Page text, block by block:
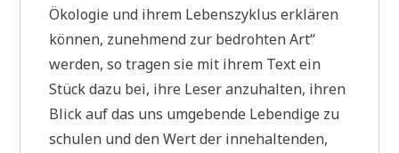
Ökologie und ihrem Lebenszyklus erklären
können, zunehmend zur bedrohten Art“
werden, so tragen sie mit ihrem Text ein
Stück dazu bei, ihre Leser anzuhalten, ihren
Blick auf das uns umgebende Lebendige zu
schulen und den Wert der innehaltenden,